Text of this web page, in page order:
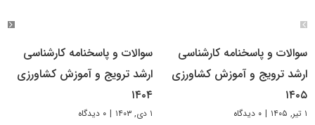
سوالات و پاسخنامه کارشناسی
ارشد ترویج و آموزش کشاورزی
۱۴۰۵
۱ تیر, ۱۴۰۵ | ۰ دیدگاه
سوالات و پاسخنامه کارشناسی
ارشد ترویج و آموزش کشاورزی
۱۴۰۴
۱ دی, ۱۴۰۳ | ۰ دیدگاه